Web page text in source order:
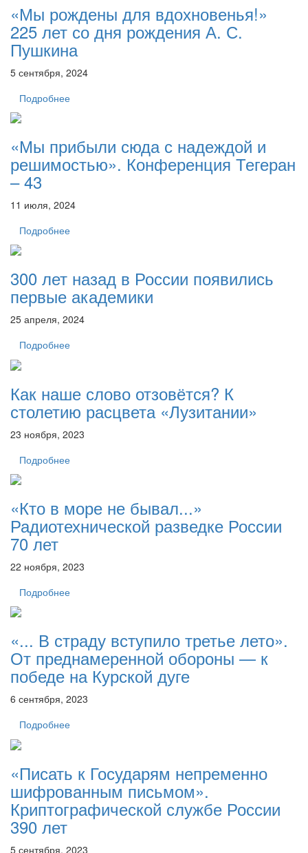
«Мы рождены для вдохновенья!»
225 лет со дня рождения А. С.
Пушкина
5 сентября, 2024
Подробнее
«Мы прибыли сюда с надеждой и
решимостью». Конференция Тегеран
– 43
11 июля, 2024
Подробнее
300 лет назад в России появились
первые академики
25 апреля, 2024
Подробнее
Как наше слово отзовётся? К
столетию расцвета «Лузитании»
23 ноября, 2023
Подробнее
«Кто в море не бывал...»
Радиотехнической разведке России
70 лет
22 ноября, 2023
Подробнее
«... В страду вступило третье лето».
От преднамеренной обороны — к
победе на Курской дуге
6 сентября, 2023
Подробнее
«Писать к Государям непременно
шифрованным письмом».
Криптографической службе России
390 лет
5 сентября, 2023